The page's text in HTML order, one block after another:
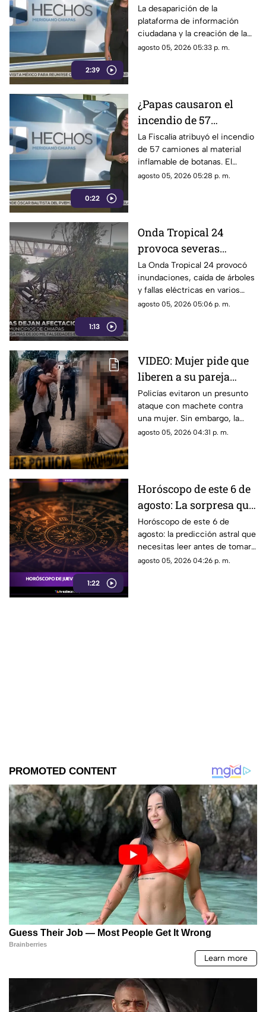
2:39
México? Creación de la
Agencia de
Transformación Digital
controlará todo a modo
La desaparición de la
plataforma de información
ciudadana y la creación de la
Agencia de Transformación
agosto 05, 2026 05:33 p. m.
0:22
¿Papas causaron el
incendio de 57
camiones en
Tamaulipas? La
polémica explicación
de las autoridades que
La Fiscalía atribuyó el incendio
de 57 camiones al material
inflamable de botanas. El
dictamen oficial genera
agosto 05, 2026 05:28 p. m.
1:13
Onda Tropical 24
provoca severas
afectaciones por
lluvias en varios
municipios de Chiapas
La Onda Tropical 24 provocó
inundaciones, caída de árboles
y fallas eléctricas en varios
municipios de Chiapas.
agosto 05, 2026 05:06 p. m.
VIDEO: Mujer pide que
liberen a su pareja
agresiva que fue
detenida por la policía
¡La amenazaba con un
machete!
Policías evitaron un presunto
ataque con machete contra
una mujer. Sin embargo, la
reacción de la víctima tras la
agosto 05, 2026 04:31 p. m.
1:22
Horóscopo de este 6 de
agosto: La sorpresa que
espera a tu signo
Horóscopo de este 6 de
agosto: la predicción astral que
necesitas leer antes de tomar
decisiones en el amor o el
agosto 05, 2026 04:26 p. m.